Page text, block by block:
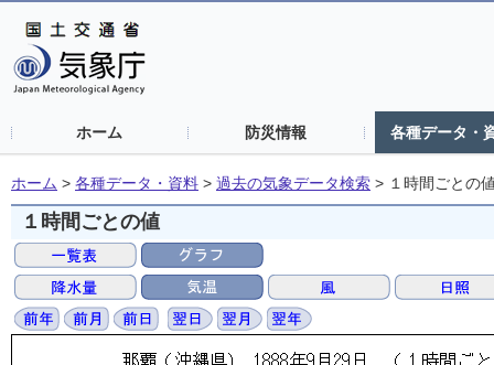
ホーム 防災情報 各種データ・
ホーム > 各種データ・資料 > 過去の気象データ検索 > １時間ごとの
１時間ごとの値